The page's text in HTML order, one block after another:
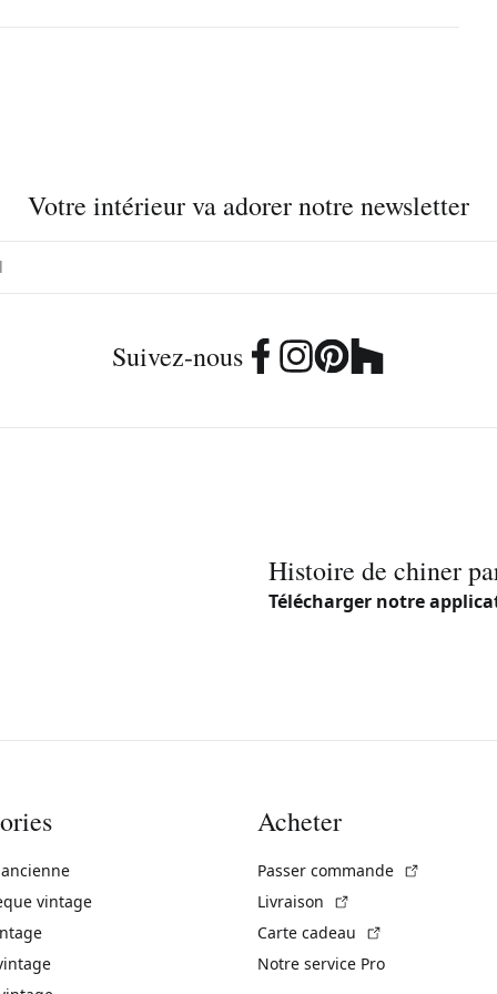
Votre intérieur va adorer notre newsletter
Suivez-nous
Histoire de chiner
Télécharger notre
vintage
Acheter
Passer commande
Livraison
Carte cadeau
Notre service Pro